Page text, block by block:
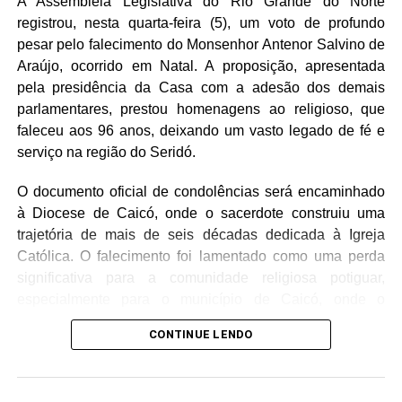
horário destinado aos oradores.
registrou, nesta quarta-feira (5), um voto de profundo
pesar pelo falecimento do Monsenhor Antenor Salvino de
Araújo, ocorrido em Natal. A proposição, apresentada
pela presidência da Casa com a adesão dos demais
parlamentares, prestou homenagens ao religioso, que
faleceu aos 96 anos, deixando um vasto legado de fé e
serviço na região do Seridó.
O documento oficial de condolências será encaminhado
à Diocese de Caicó, onde o sacerdote construiu uma
trajetória de mais de seis décadas dedicada à Igreja
Católica. O falecimento foi lamentado como uma perda
significativa para a comunidade religiosa potiguar,
Monsenhor atuou como pároco emérito da Catedral de
Ordenado sacerdote em 6 de janeiro de 1960, Monsenhor
CONTINUE LENDO